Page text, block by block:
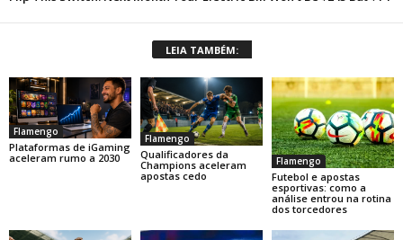
LEIA TAMBÉM:
Flamengo
Plataformas de iGaming
aceleram rumo a 2030
Flamengo
Qualificadores da
Champions aceleram
apostas cedo
Flamengo
Futebol e apostas
esportivas: como a
análise entrou na rotina
dos torcedores